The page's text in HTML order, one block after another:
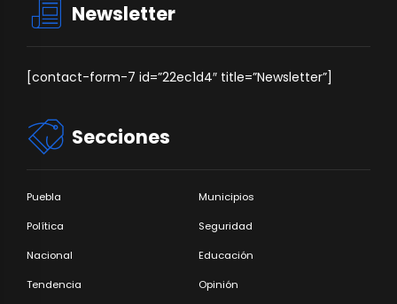
Newsletter
[contact-form-7 id=”22ec1d4″ title=”Newsletter”]
Secciones
Puebla Municipios
Política Seguridad
Nacional Educación
Tendencia Opinión